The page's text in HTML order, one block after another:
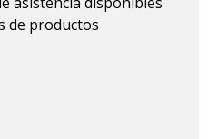
de productos